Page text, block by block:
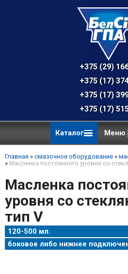
+375 (29)
+375 (17)
+375 (17)
+375 (17)
Каталог Меню
Главная » смазочное оборудование »
» Масленка постоянного уровня со
Масленка
уровня со
тип V
120-500 мл.
боковое либо нижнее